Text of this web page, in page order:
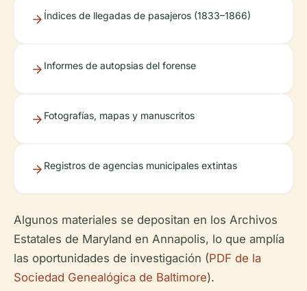
Índices de llegadas de pasajeros (1833–1866)
Informes de autopsias del forense
Fotografías, mapas y manuscritos
Registros de agencias municipales extintas
Algunos materiales se depositan en los Archivos
Estatales de Maryland en Annapolis, lo que amplía
las oportunidades de investigación (PDF de la
Sociedad Genealógica de Baltimore).